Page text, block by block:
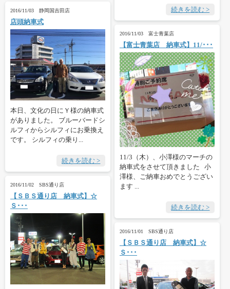
続きを読む >
2016/11/03 静岡国吉田店
店頭納車式
本日、文化の日にＹ様の納車式
がありました。 ブルーバードシ
ルフィからシルフィにお乗換え
です。 シルフィの乗り...
続きを読む >
2016/11/03 富士青葉店
【富士青葉店 納車式】11/･･･
11/3（木）、小澤様のマーチの
納車式をさせて頂きました 小
澤様、ご納車おめでとうござい
ます ...
続きを読む >
2016/11/02 SBS通り店
【ＳＢＳ通り店 納車式】☆
Ｓ･･･
2016/11/01 SBS通り店
【ＳＢＳ通り店 納車式】☆
Ｓ･･･